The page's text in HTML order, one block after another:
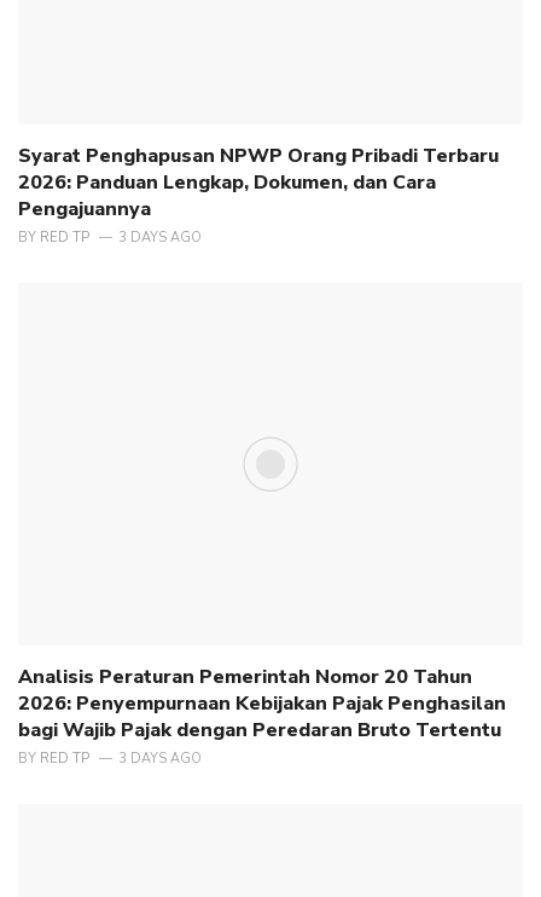
Syarat Penghapusan NPWP Orang Pribadi Terbaru
2026: Panduan Lengkap, Dokumen, dan Cara
Pengajuannya
BY RED TP 3 DAYS AGO
Analisis Peraturan Pemerintah Nomor 20 Tahun
2026: Penyempurnaan Kebijakan Pajak Penghasilan
bagi Wajib Pajak dengan Peredaran Bruto Tertentu
BY RED TP 3 DAYS AGO